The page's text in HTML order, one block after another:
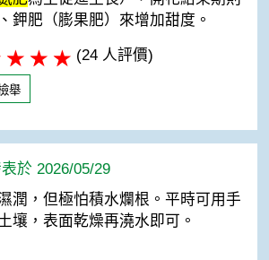
鉀肥（膨果肥）來增加甜度。
(24 人評價)
舉
於 2026/05/29
潤，但極怕積水爛根。平時可用手
壤，表面乾燥再澆水即可。